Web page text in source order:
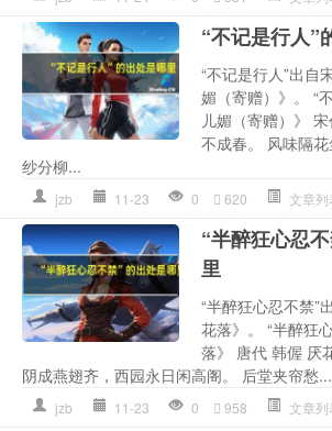
“不记是行人”
“不记是行人”出自
媚（寄赠）》。 “
儿媚（寄赠）》
不成春。 风味隔
纱分柳...
jzb 11-23 0 620 文章列
“半醉狂心忍
里
“半醉狂心忍不禁”
花落》。 “半醉狂
落》 唐代 韩偓 厌
阴成燕翅齐，西园永日闲高阁。 后堂夹帘愁...
jzb 11-23 0 958 文章列